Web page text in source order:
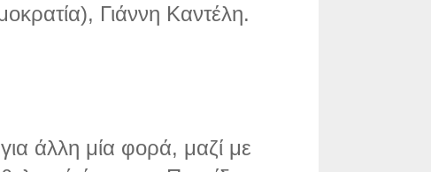
Γιάννη Καντέλη.
άλλη μία φορά, μαζί με